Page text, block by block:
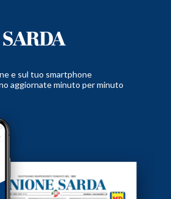
e sul tuo smartphone
aggiornate minuto per minuto